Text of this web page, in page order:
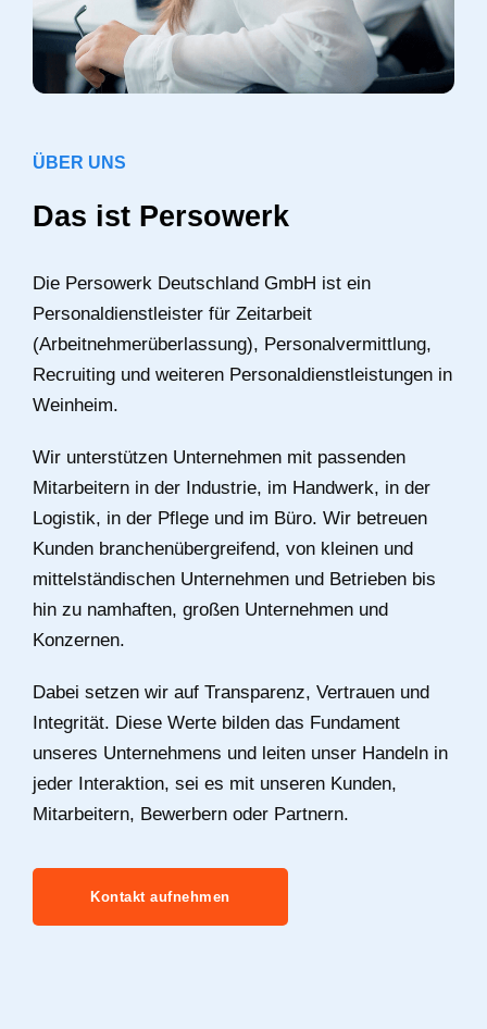
ÜBER UNS
Das ist Persowerk
Die Persowerk Deutschland GmbH ist ein
Personaldienstleister für Zeitarbeit
(Arbeitnehmerüberlassung), Personalvermittlung,
Recruiting und weiteren Personaldienstleistungen in
Weinheim.
Wir unterstützen Unternehmen mit passenden
Mitarbeitern in der Industrie, im Handwerk, in der
Logistik, in der Pflege und im Büro. Wir betreuen
Kunden branchenübergreifend, von kleinen und
mittelständischen Unternehmen und Betrieben bis
hin zu namhaften, großen Unternehmen und
Konzernen.
Dabei setzen wir auf Transparenz, Vertrauen und
Integrität. Diese Werte bilden das Fundament
unseres Unternehmens und leiten unser Handeln in
jeder Interaktion, sei es mit unseren Kunden,
Mitarbeitern, Bewerbern oder Partnern.
Kontakt aufnehmen